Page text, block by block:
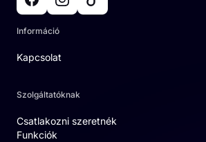
Információ
Kapcsolat
Szolgáltatóknak
Csatlakozni szeretnék
Funkciók